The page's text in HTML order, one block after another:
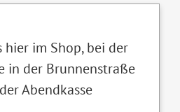
hier im Shop, bei der
in der Brunnenstraße
Abendkasse